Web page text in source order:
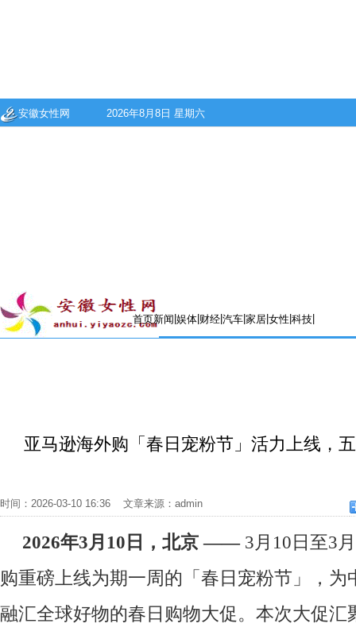
安徽女性网 2026年8月8日 星期六
首页新闻 娱体 财经 汽车 家居 女性 科技
亚马逊海外购「春日宠粉节」活力上线，
时间：2026-03-10 16:36 文章来源：admin
2026年3月 10 日，北京 —— 3月10日至3
购重磅上线为期一周的「春日宠粉节」，为
融汇全球好物的春日购物大促。本次大促汇